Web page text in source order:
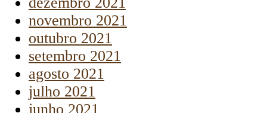
novembro 2021
outubro 2021
setembro 2021
agosto 2021
julho 2021
junho 2021